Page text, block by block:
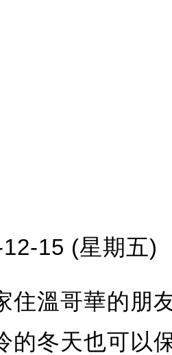
15 (星期五)
住溫哥華的朋
的冬天也可以